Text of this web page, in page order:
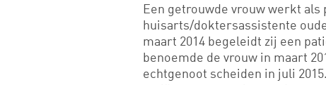
Een getrouwde vrouw werkt
huisarts/doktersassistente
maart 2014 begeleidt zij een
benoemde de vrouw in maart
echtgenoot scheiden in juli